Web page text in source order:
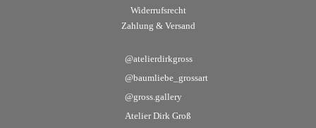
Widerrufsrecht
Zahlung & Versand
@atelierdirkgross
@baumliebe_grossart
@gross.gallery
Atelier Dirk Groß